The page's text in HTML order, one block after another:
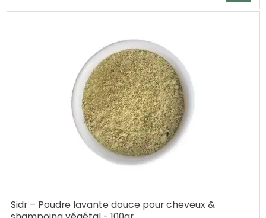
Sidr – Poudre lavante douce pour cheveux &